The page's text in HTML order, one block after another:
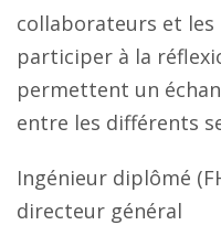
collaborateurs et
participer à la
permettent un
entre les différents
Ingénieur diplômé
directeur général